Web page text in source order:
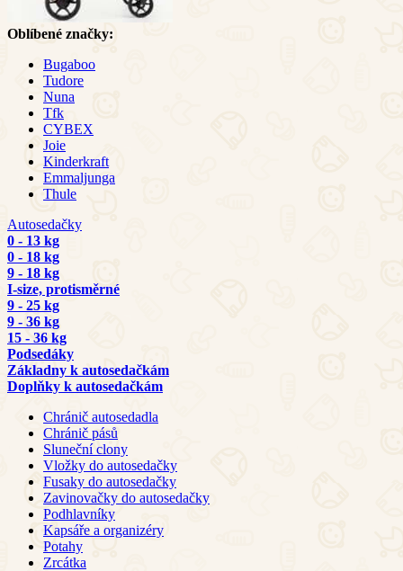
Oblíbené značky:
Bugaboo
Tudore
Nuna
Tfk
CYBEX
Joie
Kinderkraft
Emmaljunga
Thule
Autosedačky
0 - 13 kg
0 - 18 kg
9 - 18 kg
I-size, protisměrné
9 - 25 kg
9 - 36 kg
15 - 36 kg
Podsedáky
Základny k autosedačkám
Doplňky k autosedačkám
Chránič autosedadla
Chránič pásů
Sluneční clony
Vložky do autosedačky
Fusaky do autosedačky
Zavinovačky do autosedačky
Podhlavníky
Kapsáře a organizéry
Potahy
Zrcátka